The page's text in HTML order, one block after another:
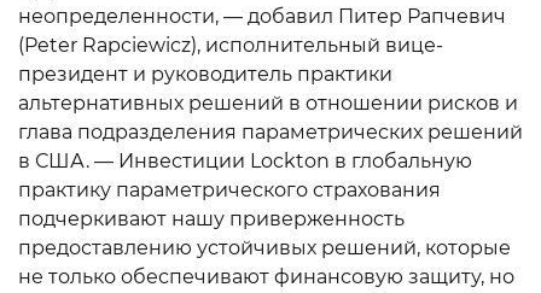
неопределенности, — добавил Питер Рапчевич
(Peter Rapciewicz), исполнительный вице-
президент и руководитель практики
альтернативных решений в отношении рисков и
глава подразделения параметрических решений
в США. — Инвестиции Lockton в глобальную
практику параметрического страхования
подчеркивают нашу приверженность
предоставлению устойчивых решений, которые
не только обеспечивают финансовую защиту, но